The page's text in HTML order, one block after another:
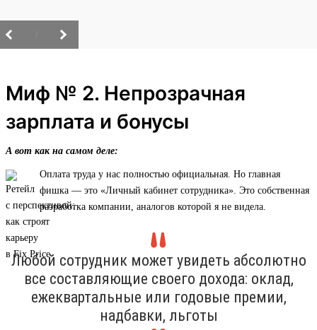
Миф № 2. Непрозрачная
зарплата и бонусы
А вот как на самом деле:
Оплата труда у нас полностью официальная. Но главная
фишка — это «Личный кабинет сотрудника». Это собственная
разработка компании, аналогов которой я не видела.
Любой сотрудник может увидеть абсолютно
все составляющие своего дохода: оклад,
ежеквартальные или годовые премии,
надбавки, льготы